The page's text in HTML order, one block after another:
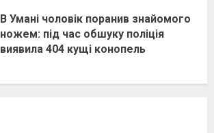
В Умані чоловік поранив знайомого
ножем: під час обшуку поліція
виявила 404 кущі конопель